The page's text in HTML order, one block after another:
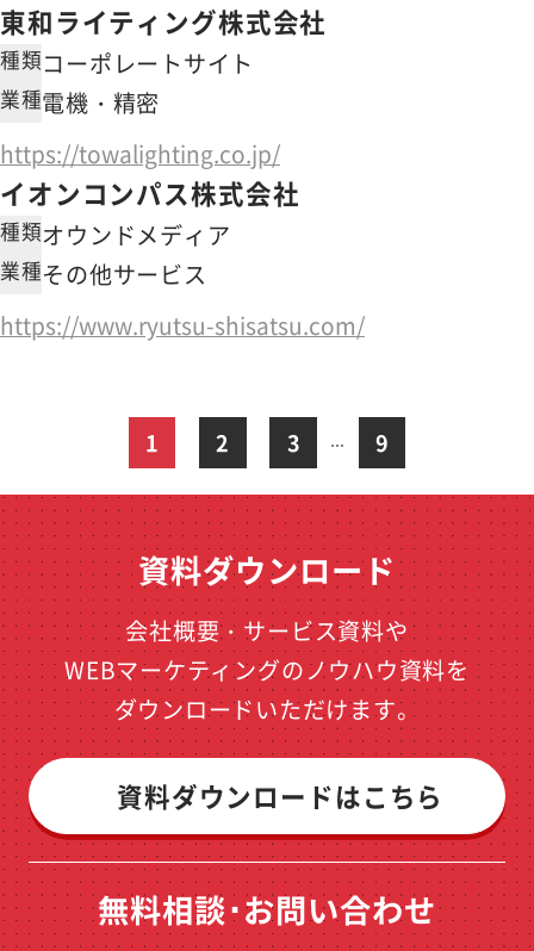
東和ライティング株式会社
種類コーポレートサイト
業種電機・精密
https://towalighting.co.jp/
イオンコンパス株式会社
種類オウンドメディア
業種その他サービス
https://www.ryutsu-shisatsu.com/
1 2 3 … 9
資料ダウンロード
会社概要・サービス資料や
WEBマーケティングのノウハウ資料を
ダウンロードいただけます。
資料ダウンロードはこちら
無料相談･お問い合わせ